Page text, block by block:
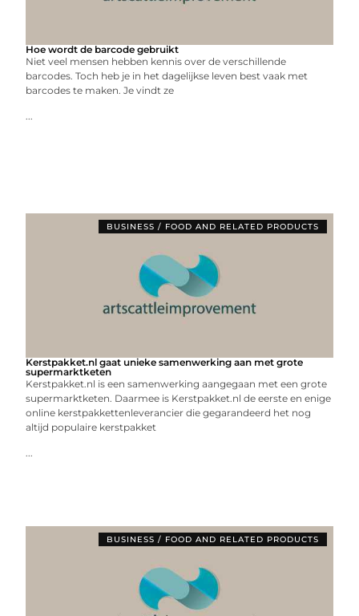
Hoe wordt de barcode gebruikt
Niet veel mensen hebben kennis over de verschillende
barcodes. Toch heb je in het dagelijkse leven best vaak met
barcodes te maken. Je vindt ze
...
BUSINESS / FOOD AND RELATED PRODUCTS
Kerstpakket.nl gaat unieke samenwerking aan met grote
supermarktketen
Kerstpakket.nl is een samenwerking aangegaan met een grote
supermarktketen. Daarmee is Kerstpakket.nl de eerste en enige
online kerstpakkettenleverancier die gegarandeerd het nog
altijd populaire kerstpakket
...
BUSINESS / FOOD AND RELATED PRODUCTS